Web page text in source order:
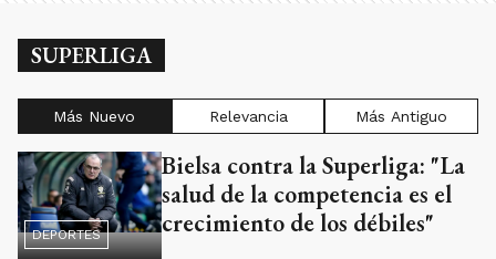
SUPERLIGA
Más Nuevo Relevancia Más Antiguo
DEPORTES
Bielsa contra la Superliga: "La
salud de la competencia es el
crecimiento de los débiles"